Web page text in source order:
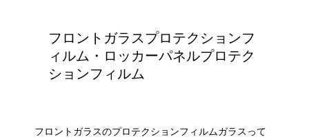
フロントガラスプロテクションフ
ィルム・ロッカーパネルプロテク
ションフィルム
フロントガラスのプロテクションフィルムガラスって